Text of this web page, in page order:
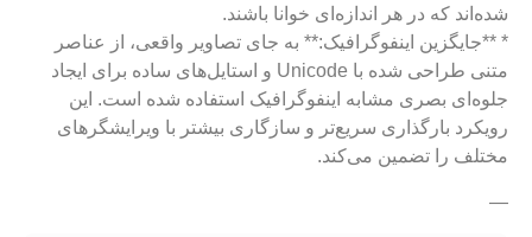
شده‌اند که در هر اندازه‌ای خوانا باشند.
* **جایگزین اینفوگرافیک:** به جای تصاویر واقعی، از عناصر
متنی طراحی شده با Unicode و استایل‌های ساده برای ایجاد
جلوه‌ای بصری مشابه اینفوگرافیک استفاده شده است. این
رویکرد بارگذاری سریع‌تر و سازگاری بیشتر با ویرایشگرهای
مختلف را تضمین می‌کند.
—